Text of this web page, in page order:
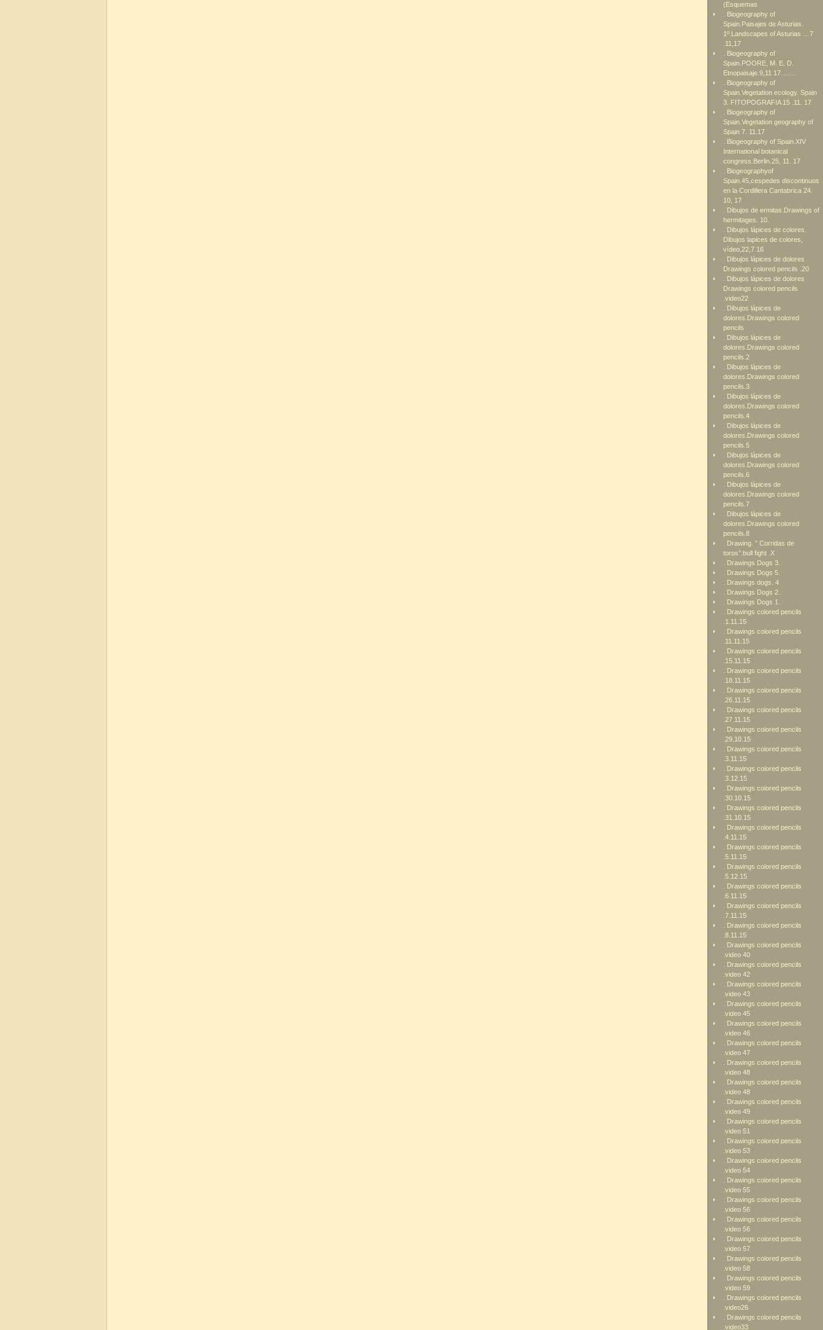
(Esquemas
. Biogeography of
Spain.Paisajes de Asturias.
1º.Landscapes of Asturias …7
.11,17
. Biogeography of
Spain.POORE, M. E. D.
Etnopaisaje.9,11 17…….
. Biogeography of
Spain.Vegetation ecology. Spain
3. FITOPOGRAFIA 15 .11. 17
. Biogeography of
Spain.Vegetation geography of
Spain 7. 11.17
. Biogeography of Spain.XIV
International botanical
congress.Berlin.25, 11. 17
. Biogeographyof
Spain.45,cespedes discontinuos
en la Cordillera Cantabrica 24.
10, 17
. Dibujos de ermitas.Drawings of
hermitages. 10.
. Dibujos lápices de colores.
Dibujos lapices de colores,
vídeo,22,7 16
. Dibujos lápices de dolores
Drawings colored pencils .20
. Dibujos lápices de dolores
Drawings colored pencils
.video22
. Dibujos lápices de
dolores.Drawings colored
pencils
. Dibujos lápices de
dolores.Drawings colored
pencils.2
. Dibujos lápices de
dolores.Drawings colored
pencils.3
. Dibujos lápices de
dolores.Drawings colored
pencils.4
. Dibujos lápices de
dolores.Drawings colored
pencils.5
. Dibujos lápices de
dolores.Drawings colored
pencils.6
. Dibujos lápices de
dolores.Drawings colored
pencils.7
. Dibujos lápices de
dolores.Drawings colored
pencils.8
. Drawing. ” Corridas de
toros”.bull fight .X
. Drawings Dogs 3.
. Drawings Dogs 5.
. Drawings dogs. 4
. Drawings Dogs 2.
. Drawings Dogs 1.
. Drawings colored pencils
.1.11.15
. Drawings colored pencils
.11.11.15
. Drawings colored pencils
.15.11.15
. Drawings colored pencils
.18.11.15
. Drawings colored pencils
.26.11.15
. Drawings colored pencils
.27.11.15
. Drawings colored pencils
.29.10.15
. Drawings colored pencils
.3.11.15
. Drawings colored pencils
.3.12.15
. Drawings colored pencils
.30.10.15
. Drawings colored pencils
.31.10.15
. Drawings colored pencils
.4.11.15
. Drawings colored pencils
.5.11.15
. Drawings colored pencils
.5.12.15
. Drawings colored pencils
.6.11.15
. Drawings colored pencils
.7.11.15
. Drawings colored pencils
.8.11.15
. Drawings colored pencils
.video 40
. Drawings colored pencils
.video 42
. Drawings colored pencils
.video 43
. Drawings colored pencils
.video 45
. Drawings colored pencils
.video 46
. Drawings colored pencils
.video 47
. Drawings colored pencils
.video 48
. Drawings colored pencils
.video 48
. Drawings colored pencils
.video 49
. Drawings colored pencils
.video 51
. Drawings colored pencils
.video 53
. Drawings colored pencils
.video 54
. Drawings colored pencils
.video 55
. Drawings colored pencils
.video 56
. Drawings colored pencils
.video 56
. Drawings colored pencils
.video 57
. Drawings colored pencils
.video 58
. Drawings colored pencils
.video 59
. Drawings colored pencils
.video26
. Drawings colored pencils
.video33